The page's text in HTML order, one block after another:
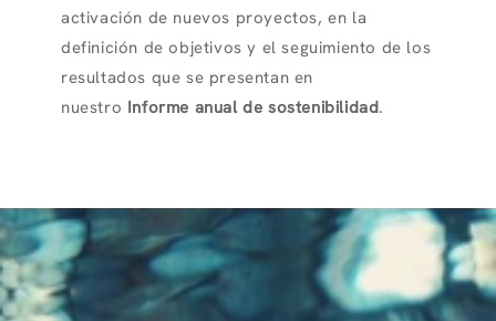
activación de nuevos proyectos, en la
definición de objetivos y el seguimiento de los
resultados que se presentan en
nuestro Informe anual de sostenibilidad.